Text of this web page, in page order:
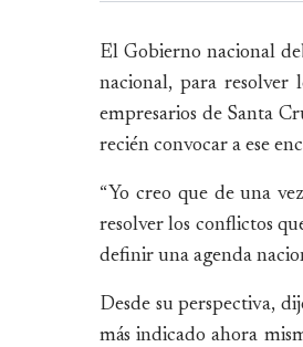
El Gobierno nacional
nacional, para resolver
empresarios de Santa
recién convocar a ese
“Yo creo que de una
resolver los conflictos
definir una agenda
Desde su perspectiva,
más indicado ahora